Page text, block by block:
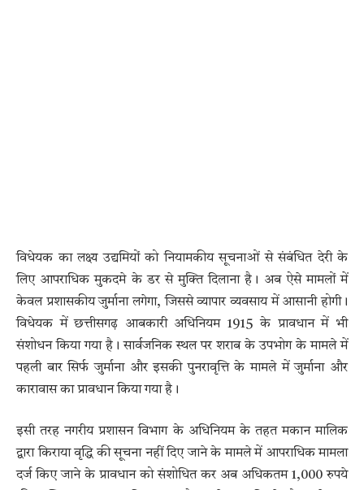
विधेयक का लक्ष्य उद्यमियों को नियामकीय सूचनाओं से संबंधित देरी के
लिए आपराधिक मुकदमे के डर से मुक्ति दिलाना है। अब ऐसे मामलों में
केवल प्रशासकीय जुर्माना लगेगा, जिससे व्यापार व्यवसाय में आसानी होगी।
विधेयक में छत्तीसगढ़ आबकारी अधिनियम 1915 के प्रावधान में भी
संशोधन किया गया है। सार्वजनिक स्थल पर शराब के उपभोग के मामले में
पहली बार सिर्फ जुर्माना और इसकी पुनरावृत्ति के मामले में जुर्माना और
कारावास का प्रावधान किया गया है।
इसी तरह नगरीय प्रशासन विभाग के अधिनियम के तहत मकान मालिक
द्वारा किराया वृद्धि की सूचना नहीं दिए जाने के मामले में आपराधिक मामला
दर्ज किए जाने के प्रावधान को संशोधित कर अब अधिकतम 1,000 रुपये